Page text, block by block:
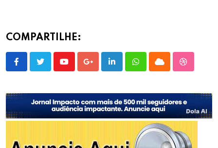
COMPARTILHE:
YoutubeGoogle+LinkedInWhatsappCloud